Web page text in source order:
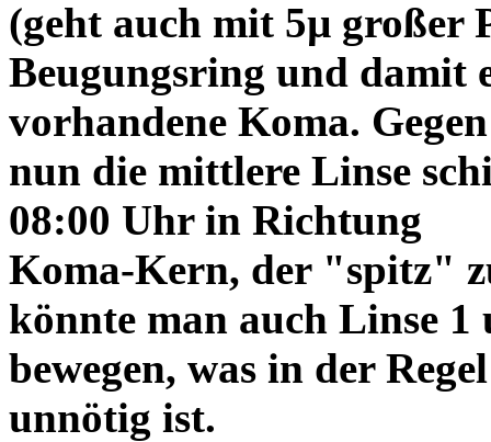
(geht auch mit 5µ großer
Beugungsring und damit
vorhandene Koma.
nun die mittlere Linse
08:00 Uhr in Richtung
Koma-Kern, der "spitz"
könnte man auch Linse
bewegen, was in der Regel
unnötig ist.